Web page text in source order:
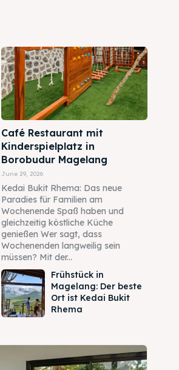
Café Restaurant mit
Kinderspielplatz in
Borobudur Magelang
June 29, 2026
Kedai Bukit Rhema: Das neue
Paradies für Familien am
Wochenende Spaß haben und
gleichzeitig köstliche Küche
genießen Wer sagt, dass
Wochenenden langweilig sein
müssen? Mit der...
Frühstück in
Magelang: Der beste
Ort ist Kedai Bukit
Rhema